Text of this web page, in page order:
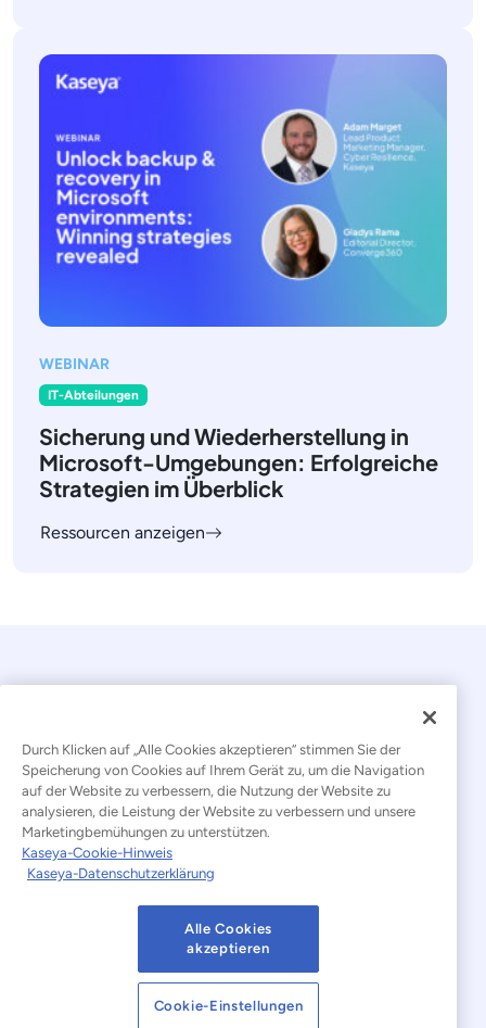
WEBINAR
IT-Abteilungen
Sicherung und Wiederherstellung in
Microsoft-Umgebungen: Erfolgreiche
Strategien im Überblick
Ressourcen anzeigen
© 2026 Kaseya. Alle Rechte vorbehalten.
Deutsch
Erklärung zur Bekämpfung moderner Sklaverei
Nutzungsbedingungen der Website
Datenschutzerklärung Sitemap
Cookies Settings Hinweis zu Cookies
Durch Klicken auf „Alle Cookies akzeptieren“ stimmen Sie der
Speicherung von Cookies auf Ihrem Gerät zu, um die Navigation
auf der Website zu verbessern, die Nutzung der Website zu
analysieren, die Leistung der Website zu verbessern und unsere
Marketingbemühungen zu unterstützen.
Kaseya-Cookie-Hinweis
Kaseya-Datenschutzerklärung
Alle Cookies
akzeptieren
Cookie-Einstellungen